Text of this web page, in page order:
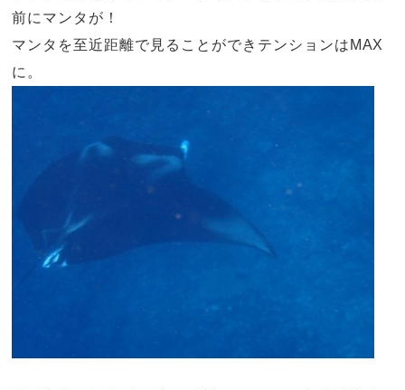
前にマンタが！
マンタを至近距離で見ることができテンションは MAX
に。